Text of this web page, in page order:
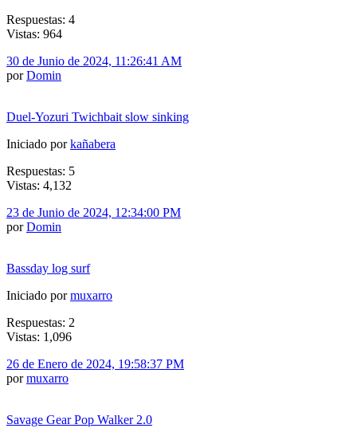
Respuestas: 4
Vistas: 964
30 de Junio de 2024, 11:26:41 AM
porDomin
Duel-Yozuri Twichbait slow sinking
Iniciado porkañabera
Respuestas: 5
Vistas: 4,132
23 de Junio de 2024, 12:34:00 PM
porDomin
Bassday log surf
Iniciado pormuxarro
Respuestas: 2
Vistas: 1,096
26 de Enero de 2024, 19:58:37 PM
pormuxarro
Savage Gear Pop Walker 2.0